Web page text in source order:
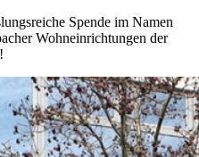
Spende im Namen
Wohneinrichtungen der